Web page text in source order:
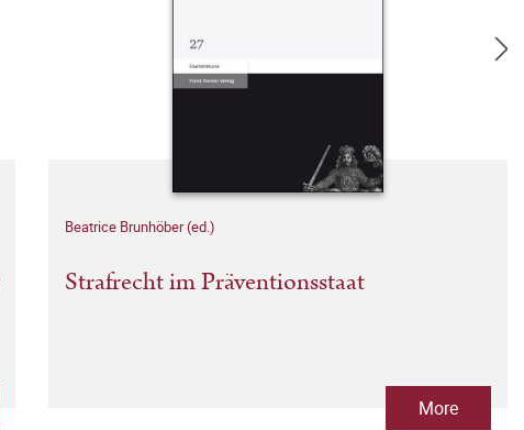
Beatrice Brunhöber (ed.)
Strafrecht im Präventionsstaat
More